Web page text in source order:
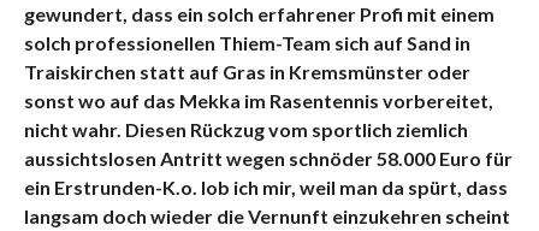
gewundert, dass ein solch erfahrener Profi mit einem
solch professionellen Thiem-Team sich auf Sand in
Traiskirchen statt auf Gras in Kremsmünster oder
sonst wo auf das Mekka im Rasentennis vorbereitet,
nicht wahr. Diesen Rückzug vom sportlich ziemlich
aussichtslosen Antritt wegen schnöder 58.000 Euro für
ein Erstrunden-K.o. lob ich mir, weil man da spürt, dass
langsam doch wieder die Vernunft einzukehren scheint